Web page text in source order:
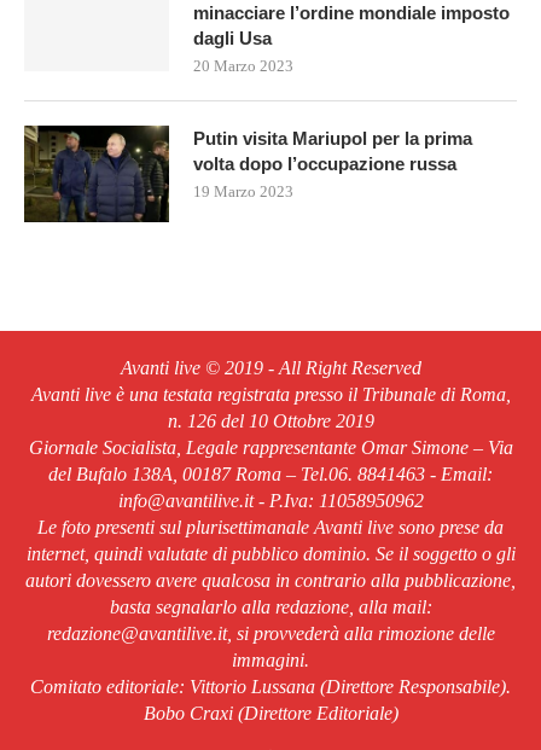
minacciare l’ordine mondiale imposto
dagli Usa
20 Marzo 2023
Putin visita Mariupol per la prima
volta dopo l’occupazione russa
19 Marzo 2023
Avanti live © 2019 - All Right Reserved
Avanti live è una testata registrata presso il Tribunale di Roma,
n. 126 del 10 Ottobre 2019
Giornale Socialista, Legale rappresentante Omar Simone – Via
del Bufalo 138A, 00187 Roma – Tel.06. 8841463 - Email:
info@avantilive.it - P.Iva: 11058950962
Le foto presenti sul plurisettimanale Avanti live sono prese da
internet, quindi valutate di pubblico dominio. Se il soggetto o gli
autori dovessero avere qualcosa in contrario alla pubblicazione,
basta segnalarlo alla redazione, alla mail:
redazione@avantilive.it, si provvederà alla rimozione delle
immagini.
Comitato editoriale: Vittorio Lussana (Direttore Responsabile).
Bobo Craxi (Direttore Editoriale)